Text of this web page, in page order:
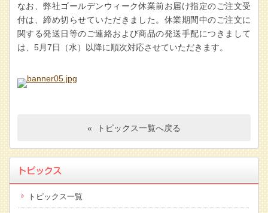
なお、弊社ゴールデンウィーク休業前お届け指定のご注文受
付は、締め切らせていただきました。休業期間中のご注文に
関する発送日等のご連絡および商品の発送手配につきまして
は、5月7日（水）以降に順次対応させていただきます。
« トピックス一覧へ戻る
トピックス一覧